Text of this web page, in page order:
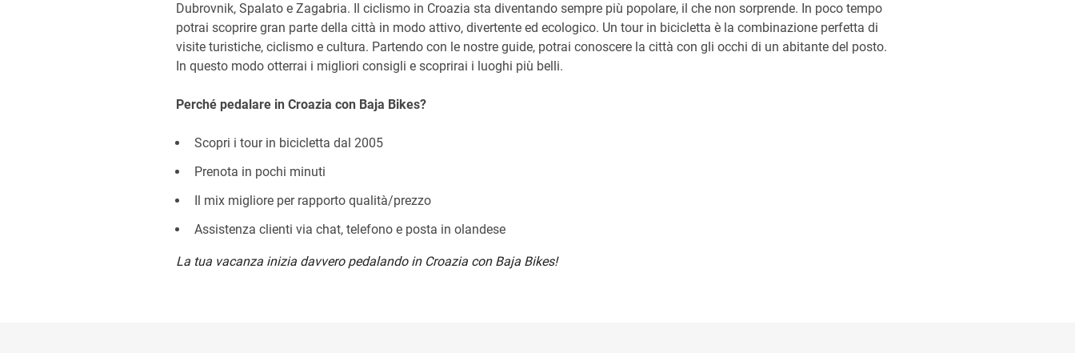
Dubrovnik, Spalato e Zagabria. Il ciclismo in Croazia sta diventando sempre più popolare, il che non sorprende. In poco tempo
potrai scoprire gran parte della città in modo attivo, divertente ed ecologico. Un tour in bicicletta è la combinazione perfetta di
visite turistiche, ciclismo e cultura. Partendo con le nostre guide, potrai conoscere la città con gli occhi di un abitante del posto.
In questo modo otterrai i migliori consigli e scoprirai i luoghi più belli.
Perché pedalare in Croazia con Baja Bikes?
Scopri i tour in bicicletta dal 2005
Prenota in pochi minuti
Il mix migliore per rapporto qualità/prezzo
Assistenza clienti via chat, telefono e posta in olandese
La tua vacanza inizia davvero pedalando in Croazia con Baja Bikes!